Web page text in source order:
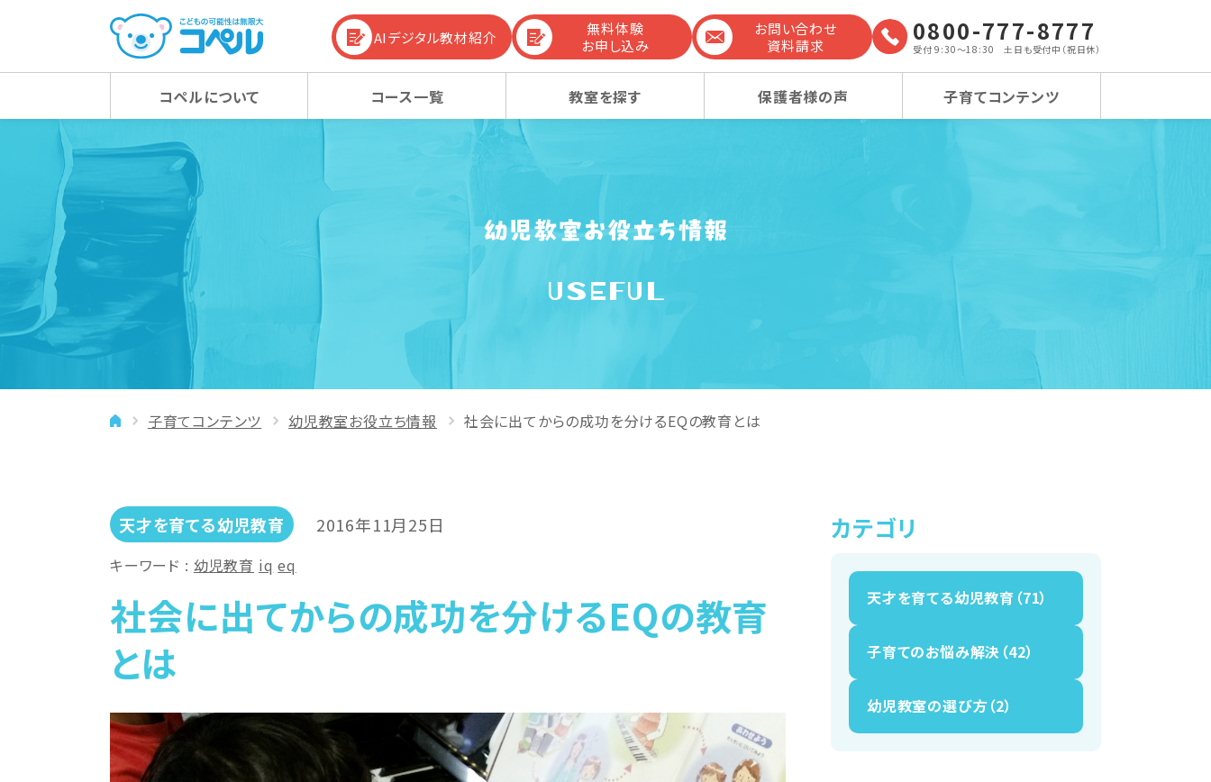
コペルについて
コペルの教育方針
コペルの教育方針 TOP
100%の力を引き出す
心の子育て
潜在能力を引き出す
年齢に合わせた学習法
「やりたい」を引き出す
バランスを大切に
選ばれる理由
新着情報
新着情報 TOP
お知らせ
イベント
コース一覧
幼児コース 幼稚園受験コース
マタニティクラス
教室を探す 保護者様の声
幼児コース 幼稚園受験コース
マタニティクラス 感動ストーリー
子育てコンテンツ
幼児教育お役立ち情報
AIデジタル教材紹介
無料体験
お申し込み
お問い合わせ
資料請求
0800-777-8777
受付 9:30～18:30 土日も受付中（祝日休）
USEFUL
子育てコンテンツ 幼児教室お役立ち情報 社会に出てからの成功を分けるEQの教育とは
天才を育てる幼児教育 2016年11月25日
キーワード 幼児教育 iq eq
社会に出てからの成功を分けるEQの教育
とは
カテゴリ
天才を育てる幼児教育（71）
子育てのお悩み解決（42）
幼児教室の選び方（2）